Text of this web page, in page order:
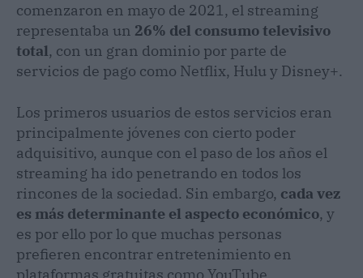
comenzaron en mayo de 2021, el streaming
representaba un 26% del consumo televisivo
total, con un gran dominio por parte de
servicios de pago como Netflix, Hulu y Disney+.
Los primeros usuarios de estos servicios eran
principalmente jóvenes con cierto poder
adquisitivo, aunque con el paso de los años el
streaming ha ido penetrando en todos los
rincones de la sociedad. Sin embargo, cada vez
es más determinante el aspecto económico, y
es por ello por lo que muchas personas
prefieren encontrar entretenimiento en